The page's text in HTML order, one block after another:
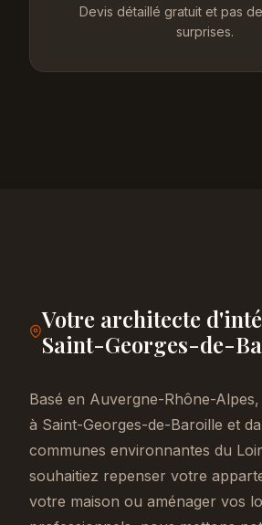
Devis détaillé gratuit et pas
surprises.
Votre architecte
Saint-Georges-de-
Basé en Auvergne-Rhône-Alpes,
à Saint-Georges-de-Baroille et
communes environnantes du
souhaitiez repenser votre
votre maison ou aménager vos